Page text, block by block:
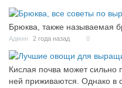
Брюква, также называемая
Админ 2 года назад 0
Кислая почва может сильно
ней приживаются. Однако в